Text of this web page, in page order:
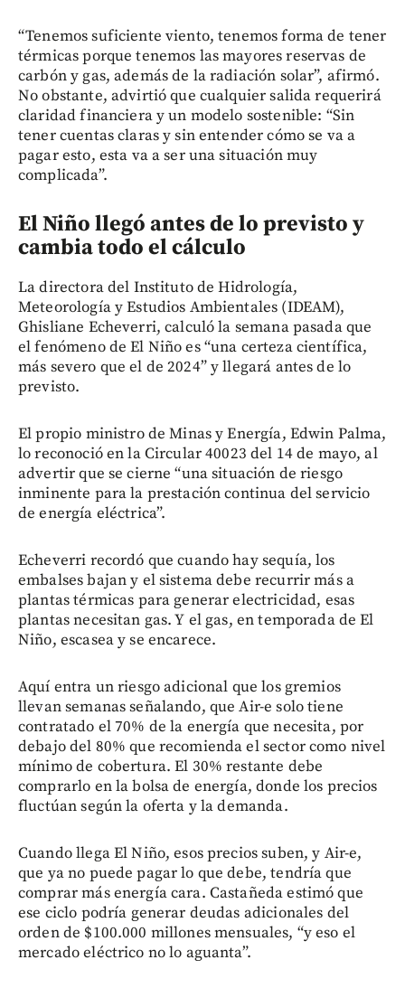
“Tenemos suficiente viento, tenemos forma de tener
térmicas porque tenemos las mayores reservas de
carbón y gas, además de la radiación solar”, afirmó.
No obstante, advirtió que cualquier salida requerirá
claridad financiera y un modelo sostenible: “Sin
tener cuentas claras y sin entender cómo se va a
pagar esto, esta va a ser una situación muy
complicada”.
El Niño llegó antes de lo previsto y
cambia todo el cálculo
La directora del Instituto de Hidrología,
Meteorología y Estudios Ambientales (IDEAM),
Ghisliane Echeverri, calculó la semana pasada que
el fenómeno de El Niño es “una certeza científica,
más severo que el de 2024” y llegará antes de lo
previsto.
El propio ministro de Minas y Energía, Edwin Palma,
lo reconoció en la Circular 40023 del 14 de mayo, al
advertir que se cierne “una situación de riesgo
inminente para la prestación continua del servicio
de energía eléctrica”.
Echeverri recordó que cuando hay sequía, los
embalses bajan y el sistema debe recurrir más a
plantas térmicas para generar electricidad, esas
plantas necesitan gas. Y el gas, en temporada de El
Niño, escasea y se encarece.
Aquí entra un riesgo adicional que los gremios
llevan semanas señalando, que Air-e solo tiene
contratado el 70% de la energía que necesita, por
debajo del 80% que recomienda el sector como nivel
mínimo de cobertura. El 30% restante debe
comprarlo en la bolsa de energía, donde los precios
fluctúan según la oferta y la demanda.
Cuando llega El Niño, esos precios suben, y Air-e,
que ya no puede pagar lo que debe, tendría que
comprar más energía cara. Castañeda estimó que
ese ciclo podría generar deudas adicionales del
orden de $100.000 millones mensuales, “y eso el
mercado eléctrico no lo aguanta”.